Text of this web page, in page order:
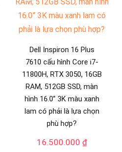
Dell Inspiron 16 Plus
7610 cấu hình Core i7-
11800H, RTX 3050, 16GB
RAM, 512GB SSD, màn
hình 16.0” 3K màu xanh
lam có phải là lựa chọn
phù hợp?
16.500.000 ₫